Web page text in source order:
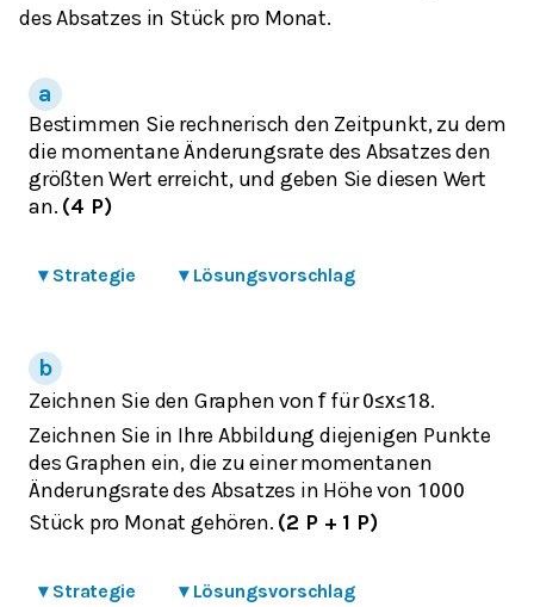
des Absatzes in Stück pro Monat.
Bestimmen Sie rechnerisch den Zeitpunkt, zu dem
die momentane Änderungsrate des Absatzes den
größten Wert erreicht, und geben Sie diesen Wert
an. (4 P)
▾ Strategie ▾ Lösungsvorschlag
Zeichnen Sie den Graphen vonffür0≤x≤18.
Zeichnen Sie in Ihre Abbildung diejenigen Punkte
des Graphen ein, die zu einer momentanen
Änderungsrate des Absatzes in Höhe von 1000
Stück pro Monat gehören. (2 P + 1 P)
▾ Strategie ▾ Lösungsvorschlag